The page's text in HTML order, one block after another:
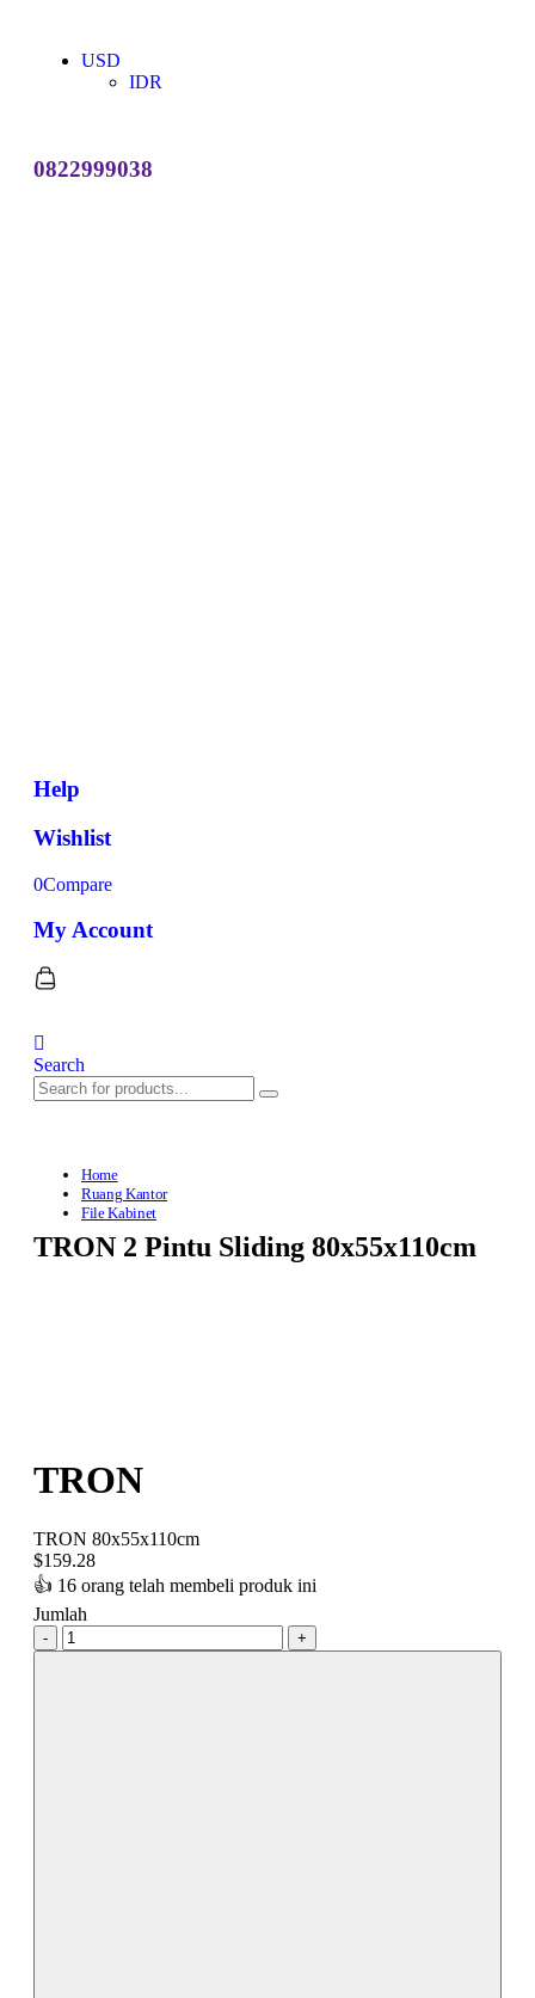
USD
IDR
0822999038
Help
Wishlist
0Compare
My Account
Search
Home
Ruang Kantor
File Kabinet
TRON 2 Pintu Sliding 80x55x110cm
TRON
TRON 80x55x110cm
$159.28
👍 16 orang telah membeli produk ini
Jumlah
- +